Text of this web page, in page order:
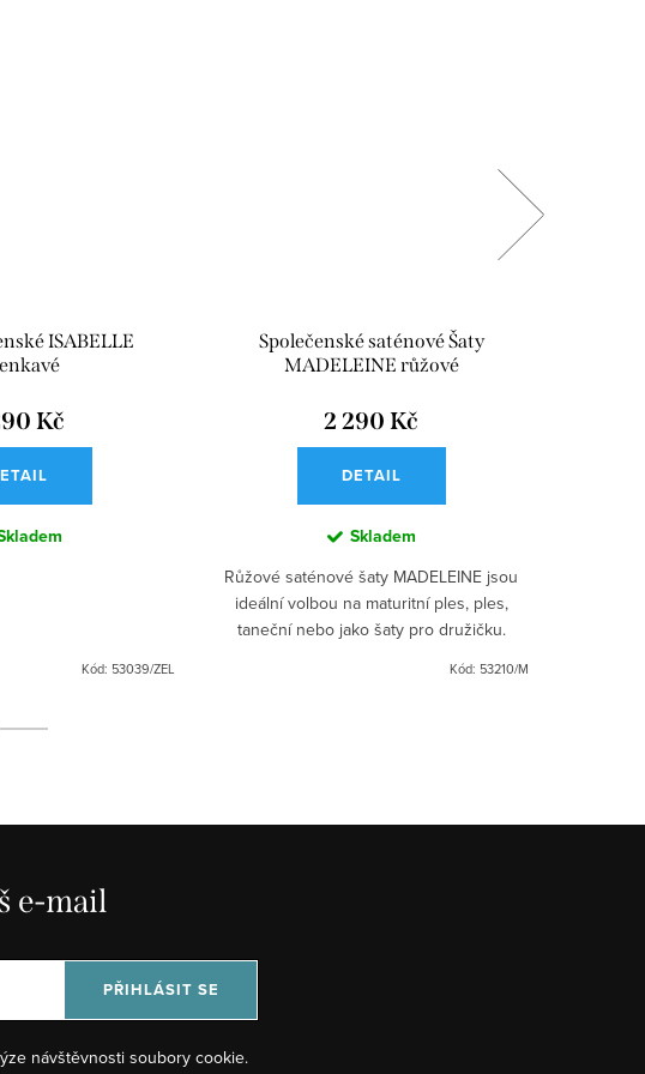
ISABELLE
Kč
Kód: 53039/ZEL
Společenské saténové Šaty
MADELEINE růžové
2 290 Kč
DETAIL
Skladem
Růžové saténové šaty MADELEINE jsou
ideální volbou na maturitní ples, ples,
taneční nebo jako šaty pro družičku.
rozparek na dlouhé sukni...
Kód: 53210/M
e-mail
návštěvnosti soubory cookie.
PŘIHLÁSIT SE